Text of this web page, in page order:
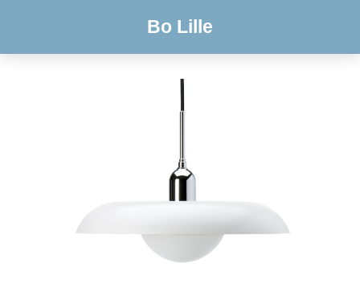
Bo Lille